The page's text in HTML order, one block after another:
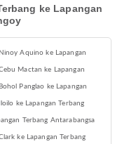
ke Lapangan
Aquino ke Lapangan
Mactan ke Lapangan
Panglao ke Lapangan
ke Lapangan Terbang
Terbang Antarabangsa
ke Lapangan Terbang